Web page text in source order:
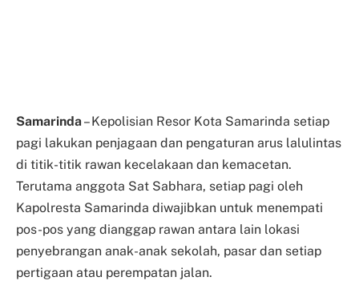
Samarinda– Kepolisian Resor Kota Samarinda setiap
pagi lakukan penjagaan dan pengaturan arus lalulintas
di titik-titik rawan kecelakaan dan kemacetan.
Terutama anggota Sat Sabhara, setiap pagi oleh
Kapolresta Samarinda diwajibkan untuk menempati
pos-pos yang dianggap rawan antara lain lokasi
penyebrangan anak-anak sekolah, pasar dan setiap
pertigaan atau perempatan jalan.